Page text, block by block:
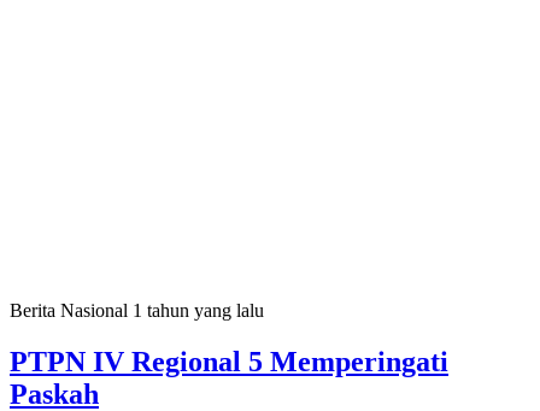
Berita Nasional 1 tahun yang lalu
PTPN IV Regional 5 Memperingati
Paskah